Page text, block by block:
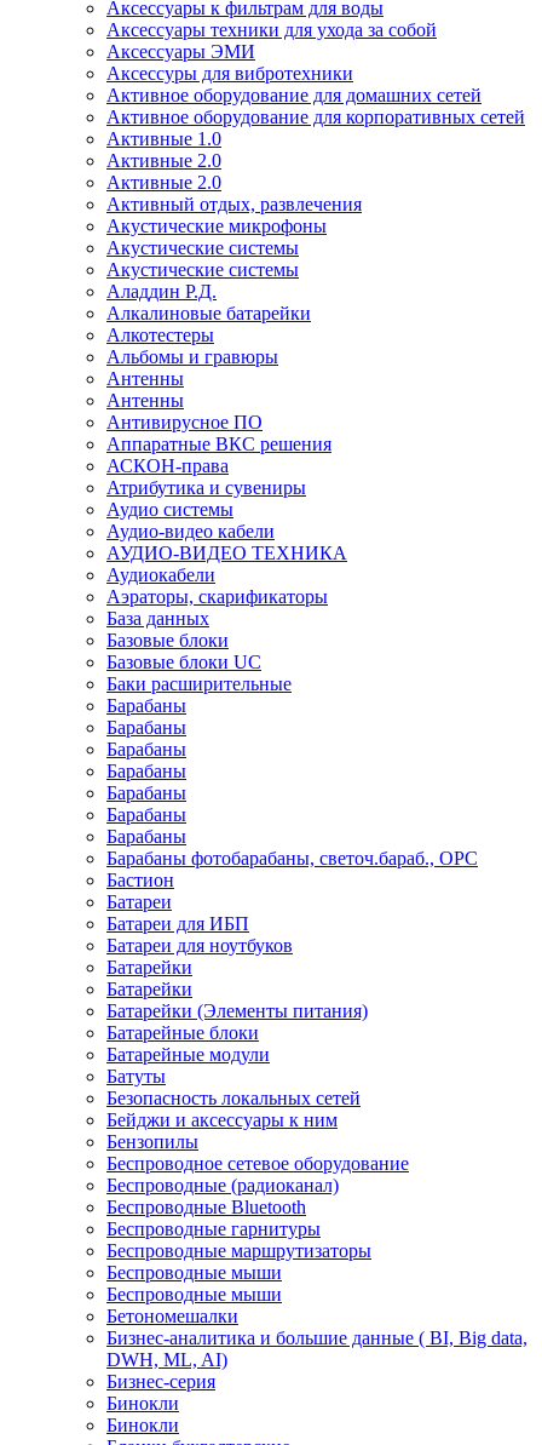
Аксессуары к фильтрам для воды
Аксессуары техники для ухода за собой
Аксессуары ЭМИ
Аксессуры для вибротехники
Активное оборудование для домашних сетей
Активное оборудование для корпоративных сетей
Активные 1.0
Активные 2.0
Активные 2.0
Активный отдых, развлечения
Акустические микрофоны
Акустические системы
Акустические системы
Аладдин Р.Д.
Алкалиновые батарейки
Алкотестеры
Альбомы и гравюры
Антенны
Антенны
Антивирусное ПО
Аппаратные ВКС решения
АСКОН-права
Атрибутика и сувениры
Аудио системы
Аудио-видео кабели
АУДИО-ВИДЕО ТЕХНИКА
Аудиокабели
Аэраторы, скарификаторы
База данных
Базовые блоки
Базовые блоки UC
Баки расширительные
Барабаны
Барабаны
Барабаны
Барабаны
Барабаны
Барабаны
Барабаны
Барабаны фотобарабаны, светоч.бараб., OPC
Бастион
Батареи
Батареи для ИБП
Батареи для ноутбуков
Батарейки
Батарейки
Батарейки (Элементы питания)
Батарейные блоки
Батарейные модули
Батуты
Безопасность локальных сетей
Бейджи и аксесcуары к ним
Бензопилы
Беспроводное сетевое оборудование
Беспроводные (радиоканал)
Беспроводные Bluetooth
Беспроводные гарнитуры
Беспроводные маршрутизаторы
Беспроводные мыши
Беспроводные мыши
Бетономешалки
Бизнес-аналитика и большие данные ( BI, Big data,
DWH, ML, AI)
Бизнес-серия
Бинокли
Бинокли